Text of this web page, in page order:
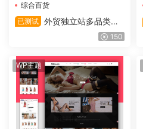
综合百货
已测试 外贸独立站多品类外
贸商城主题多语言跨境电商整
150
WP主题